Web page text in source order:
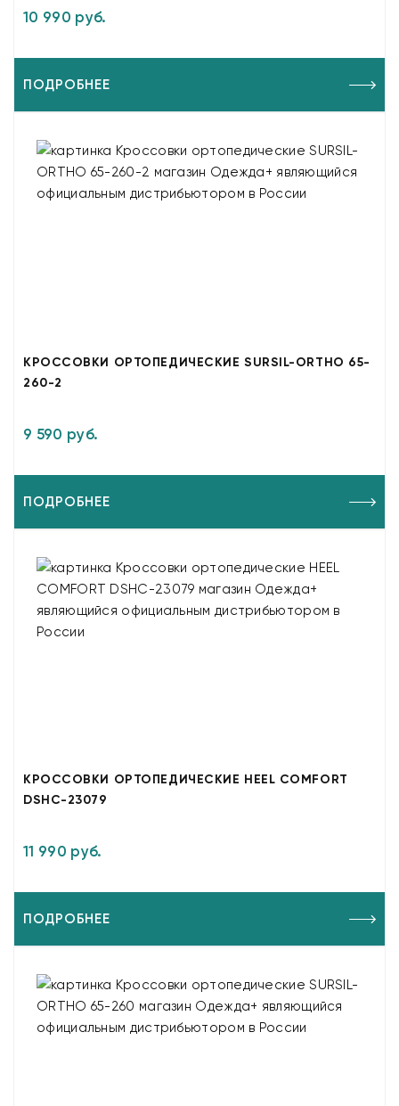
10 990 руб.
ПОДРОБНЕЕ
КРОССОВКИ ОРТОПЕДИЧЕСКИЕ SURSIL-ORTHO 65-
260-2
9 590 руб.
ПОДРОБНЕЕ
КРОССОВКИ ОРТОПЕДИЧЕСКИЕ HEEL COMFORT
DSHC-23079
11 990 руб.
ПОДРОБНЕЕ